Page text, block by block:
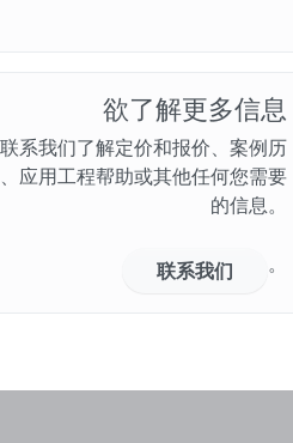
欲了解更多信息
联系我们了解定价和报价、案例历
应用工程帮助或其他任何您需要
的信息。
联系我们 。